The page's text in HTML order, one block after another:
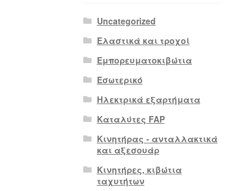
Uncategorized
Ελαστικά και τροχοί
Εμπορευματοκιβώτια
Εσωτερικό
Ηλεκτρικά εξαρτήματα
Καταλύτες FAP
Κινητήρας - ανταλλακτικά
και αξεσουάρ
Κινητήρες, κιβώτια
ταχυτήτων